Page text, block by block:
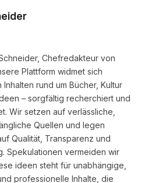
Chefredakteur von
Plattform widmet sich
rund um Bücher, Kultur
– sorgfältig recherchiert und
Wir setzen auf verlässliche,
Quellen und legen
Qualität, Transparenz und
Spekulationen vermeiden wir
ideen steht für unabhängige,
professionelle Inhalte, die